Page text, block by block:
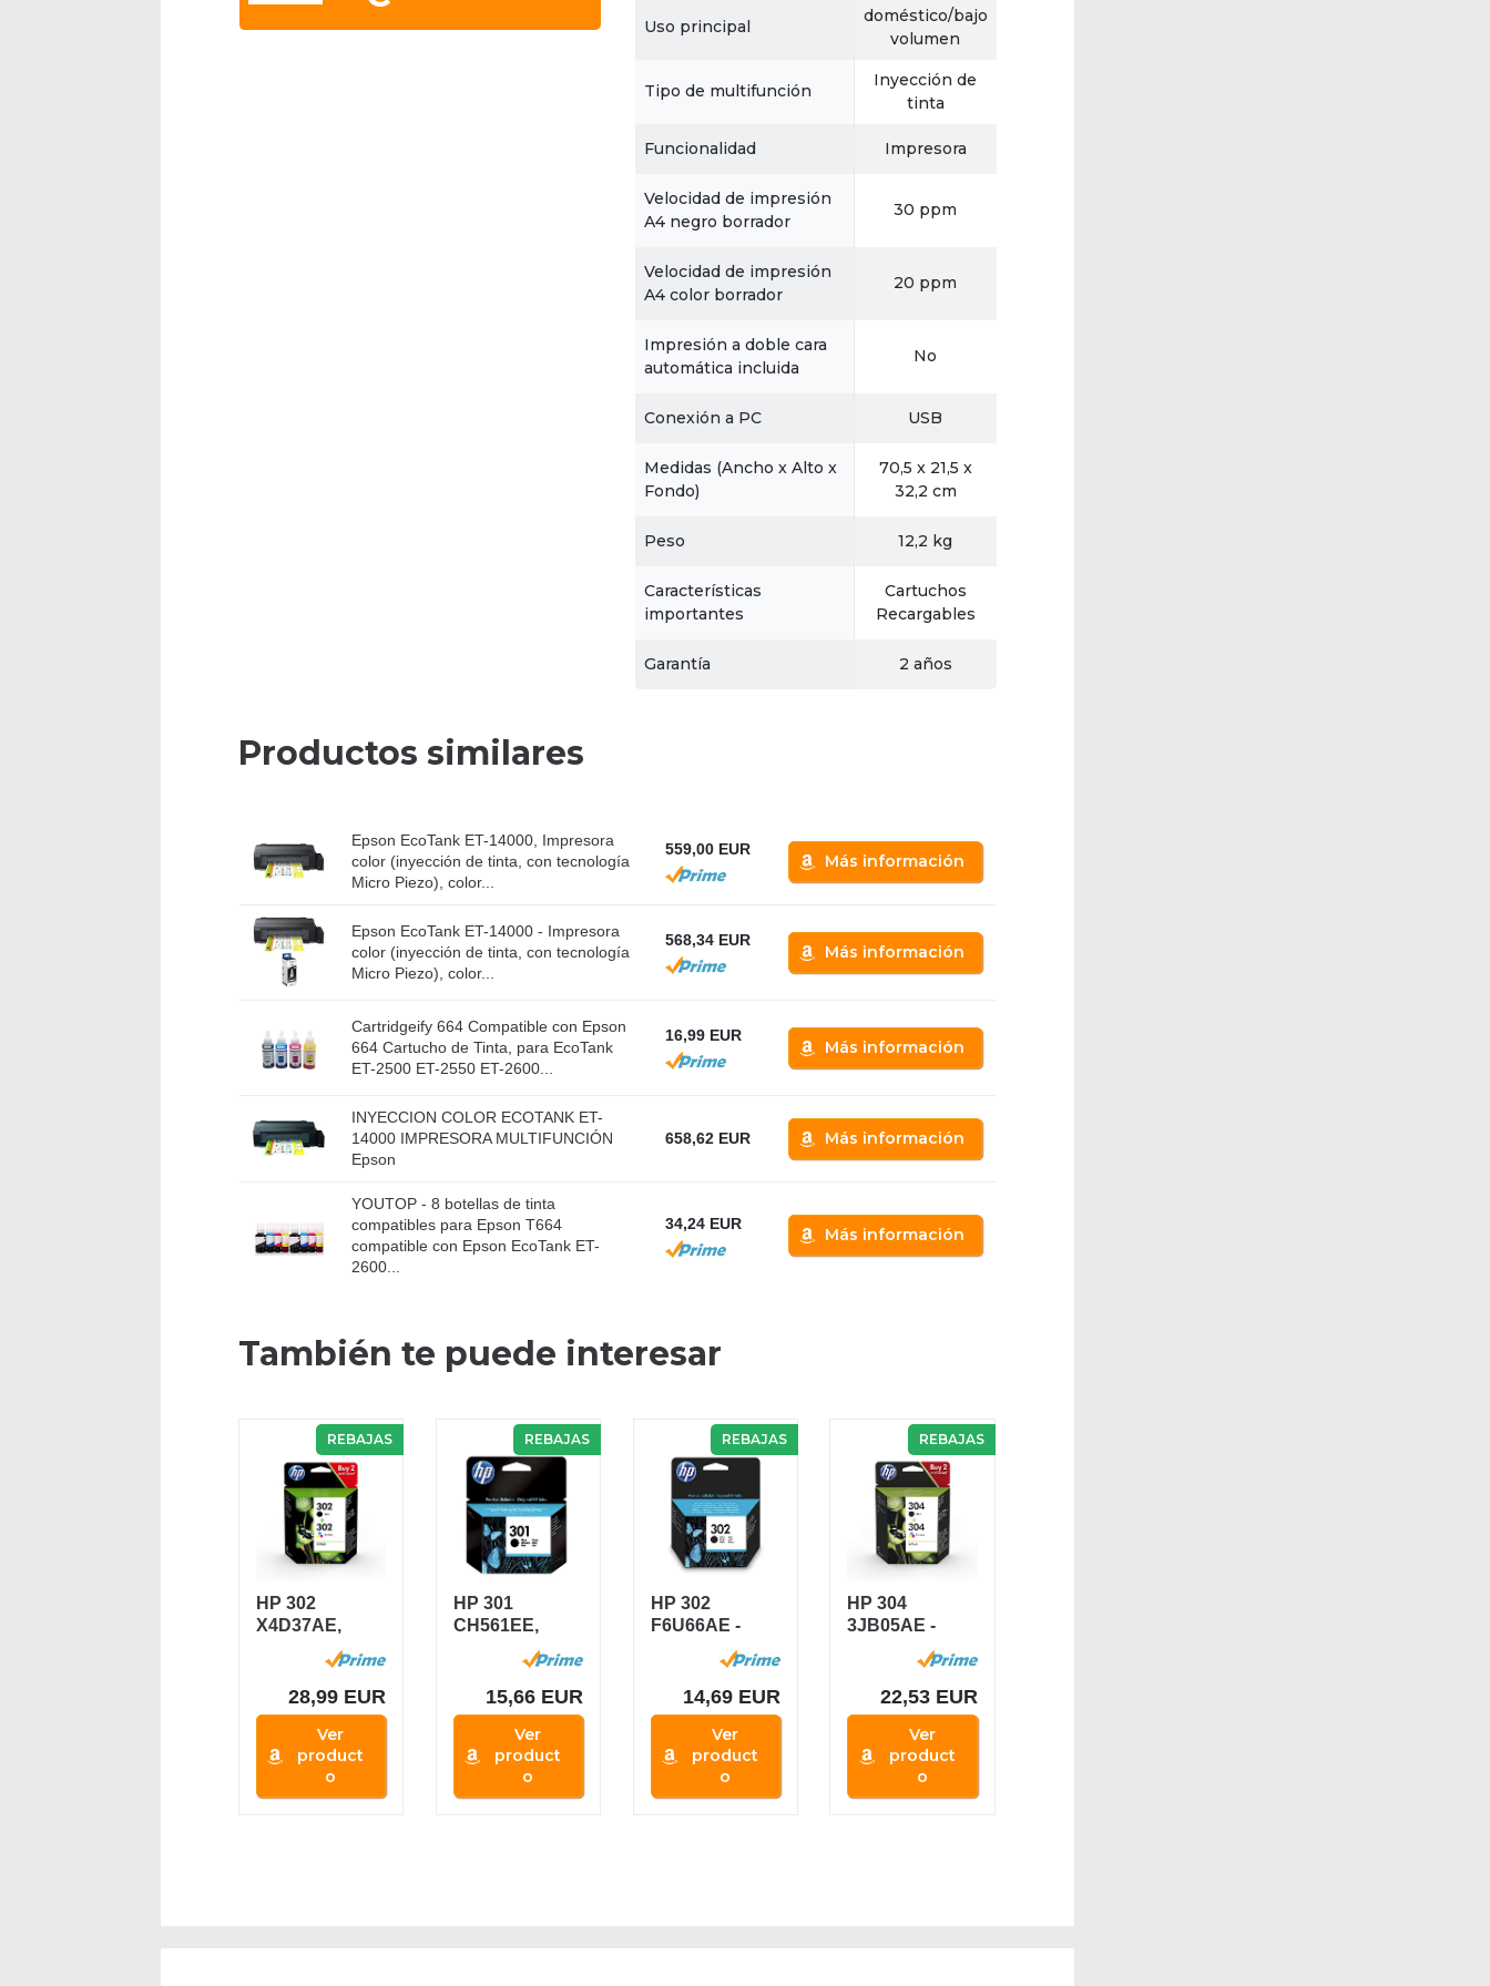
Uso principal
doméstico/bajo
volumen
Tipo de multifunción
Inyección de
tinta
Funcionalidad Impresora
Velocidad de impresión
A4 negro borrador
30 ppm
Velocidad de impresión
A4 color borrador
20 ppm
Impresión a doble cara
automática incluida
No
Conexión a PC USB
Medidas (Ancho x Alto x
Fondo)
70,5 x 21,5 x
32,2 cm
Peso 12,2 kg
Características
importantes
Cartuchos
Recargables
Garantía 2 años
Productos similares
Epson EcoTank ET-14000, Impresora
color (inyección de tinta, con tecnología
Micro Piezo), color...
559,00 EUR
Más información
Epson EcoTank ET-14000 - Impresora
color (inyección de tinta, con tecnología
Micro Piezo), color...
568,34 EUR
Más información
Cartridgeify 664 Compatible con Epson
664 Cartucho de Tinta, para EcoTank
ET-2500 ET-2550 ET-2600...
16,99 EUR
Más información
INYECCION COLOR ECOTANK ET-
14000 IMPRESORA MULTIFUNCIÓN
Epson
658,62 EUR Más información
YOUTOP - 8 botellas de tinta
compatibles para Epson T664
compatible con Epson EcoTank ET-
2600...
34,24 EUR
Más información
También te puede interesar
REBAJAS
HP 302
X4D37AE,
Pack de 2,
Cartuchos de
Tinta...28,99 EUR
Ver
product
o
REBAJAS
HP 301
CH561EE,
Original de
Tinta Negro ,...
15,66 EUR
Ver
product
o
REBAJAS
HP 302
F6U66AE -
Original, de
190...14,69 EUR
Ver
product
o
REBAJAS
HP 304
3JB05AE -
Cartuchos de
Tinta...22,53 EUR
Ver
product
o